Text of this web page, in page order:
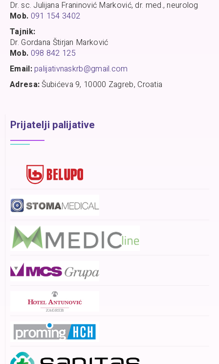
Dr. sc. Julijana Franinović Marković, dr. med., neurolog
Mob. 091 154 3402
Tajnik:
Dr. Gordana Štirjan Marković
Mob. 098 842 125
Email:palijativnaskrb@gmail.com
Adresa:Šubićeva 9, 10000 Zagreb, Croatia
Prijatelji palijative